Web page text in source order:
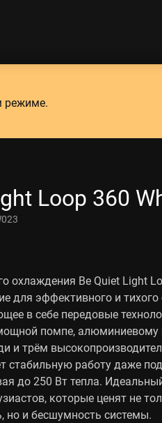
режиме.
Loop 360
охлаждения Be Quiet Light
для эффективного и
в себе передовые
помпе, алюминиевому
и трём
стабильную работу даже
до 250 Вт тепла.
которые ценят не
но и бесшумность системы.